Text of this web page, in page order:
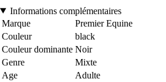
Informations complémentaires
Marque
Premier Equine
Couleur
black
Couleur dominante Noir
Genre
Mixte
Age
Adulte